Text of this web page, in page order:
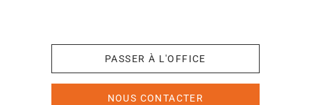
PASSER À L'OFFICE
NOUS CONTACTER